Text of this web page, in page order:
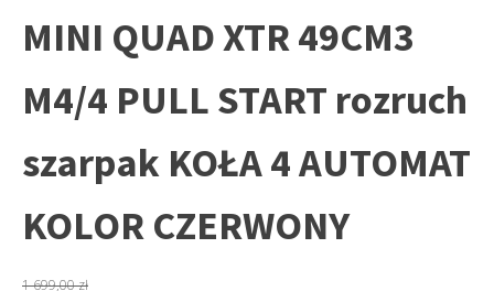
MINI QUAD XTR 49CM3
M4/4 PULL START rozruch
szarpak KOŁA 4 AUTOMAT
KOLOR CZERWONY
1 699,00zł